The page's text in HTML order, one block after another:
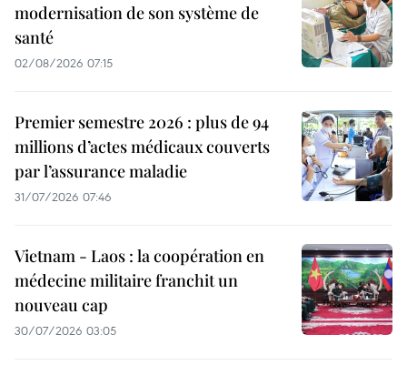
modernisation de son système de
santé
02/08/2026 07:15
Premier semestre 2026 : plus de 94
millions d’actes médicaux couverts
par l’assurance maladie
31/07/2026 07:46
Vietnam - Laos : la coopération en
médecine militaire franchit un
nouveau cap
30/07/2026 03:05